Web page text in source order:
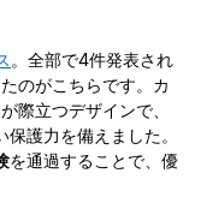
。全部で4件発表され
のがこちらです。カ
際立つデザインで、
護力を備えました。
を通過することで、優